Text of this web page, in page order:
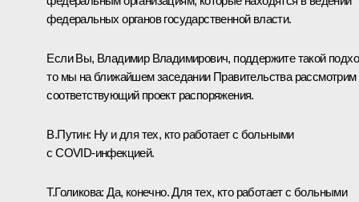
федеральных органов государственной власти.
Если Вы, Владимир Владимирович, поддержите такой
то мы на ближайшем заседании Правительства рассмотрим
соответствующий проект распоряжения.
В.Путин: Ну и для тех, кто работает с больными
с COVID‑инфекцией.
Т.Голикова:Да, конечно. Для тех, кто работает с больными